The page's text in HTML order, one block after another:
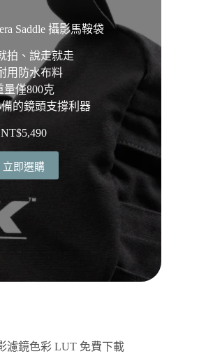
Saddle 攝影馬鞍袋
拍、說走就走
用防水布料
量僅800克
的鏡頭支撐利器
NT$5,490
立即選購
濾鏡色彩 LUT 免費下載